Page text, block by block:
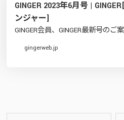
GINGER 2023年6月号 |
ンジャー]
GINGER会員、GINGER最新号のご
gingerweb.jp